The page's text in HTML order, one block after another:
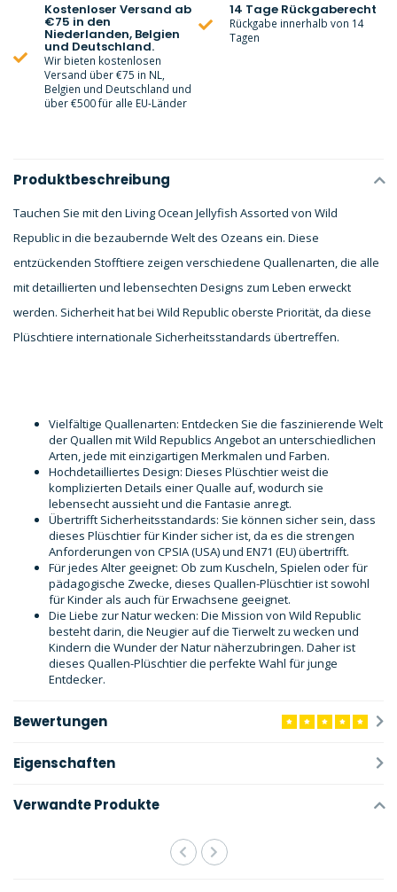
Kostenloser Versand ab
€75 in den
Niederlanden, Belgien
und Deutschland.
Wir bieten kostenlosen
Versand über €75 in NL,
Belgien und Deutschland und
über €500 für alle EU-Länder
14 Tage Rückgaberecht
Rückgabe innerhalb von 14
Tagen
Produktbeschreibung
Tauchen Sie mit den Living Ocean Jellyfish Assorted von Wild
Republic in die bezaubernde Welt des Ozeans ein. Diese
entzückenden Stofftiere zeigen verschiedene Quallenarten, die alle
mit detaillierten und lebensechten Designs zum Leben erweckt
werden. Sicherheit hat bei Wild Republic oberste Priorität, da diese
Plüschtiere internationale Sicherheitsstandards übertreffen.
Vielfältige Quallenarten: Entdecken Sie die faszinierende Welt
der Quallen mit Wild Republics Angebot an unterschiedlichen
Arten, jede mit einzigartigen Merkmalen und Farben.
Hochdetailliertes Design: Dieses Plüschtier weist die
komplizierten Details einer Qualle auf, wodurch sie
lebensecht aussieht und die Fantasie anregt.
Übertrifft Sicherheitsstandards: Sie können sicher sein, dass
dieses Plüschtier für Kinder sicher ist, da es die strengen
Anforderungen von CPSIA (USA) und EN71 (EU) übertrifft.
Für jedes Alter geeignet: Ob zum Kuscheln, Spielen oder für
pädagogische Zwecke, dieses Quallen-Plüschtier ist sowohl
für Kinder als auch für Erwachsene geeignet.
Die Liebe zur Natur wecken: Die Mission von Wild Republic
besteht darin, die Neugier auf die Tierwelt zu wecken und
Kindern die Wunder der Natur näherzubringen. Daher ist
dieses Quallen-Plüschtier die perfekte Wahl für junge
Entdecker.
Bewertungen
Eigenschaften
Verwandte Produkte